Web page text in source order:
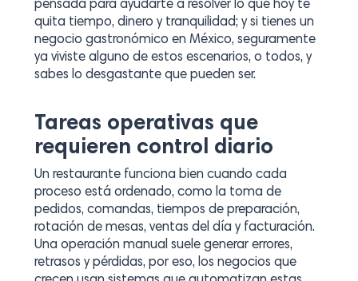
pensada para ayudarte a resolver lo que hoy te
quita tiempo, dinero y tranquilidad; y si tienes un
negocio gastronómico en México, seguramente
ya viviste alguno de estos escenarios, o todos, y
sabes lo desgastante que pueden ser.
Tareas operativas que
requieren control diario
Un restaurante funciona bien cuando cada
proceso está ordenado, como la toma de
pedidos, comandas, tiempos de preparación,
rotación de mesas, ventas del día y facturación.
Una operación manual suele generar errores,
retrasos y pérdidas, por eso, los negocios que